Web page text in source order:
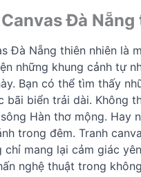
Đà
Đà Nẵng thiên nhiên là
những khung cảnh tự
Bạn có thể tìm thấy
bãi biển trải dài. Không
Hàn thơ mộng. Hay
trong đêm. Tranh
chỉ mang lại cảm giác
nghệ thuật trong